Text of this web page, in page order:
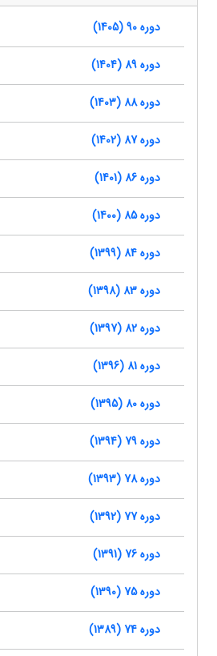
دوره 90 (1405)
دوره 89 (1404)
دوره 88 (1403)
دوره 87 (1402)
دوره 86 (1401)
دوره 85 (1400)
دوره 84 (1399)
دوره 83 (1398)
دوره 82 (1397)
دوره 81 (1396)
دوره 80 (1395)
دوره 79 (1394)
دوره 78 (1393)
دوره 77 (1392)
دوره 76 (1391)
دوره 75 (1390)
دوره 74 (1389)